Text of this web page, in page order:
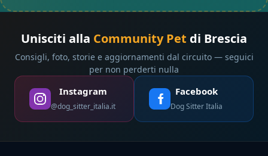
Unisciti alla Community Pet di Brescia
Consigli, foto, storie e aggiornamenti dal circuito — seguici
per non perderti nulla
Instagram
@dog_sitter_italia.it
Facebook
Dog Sitter Italia